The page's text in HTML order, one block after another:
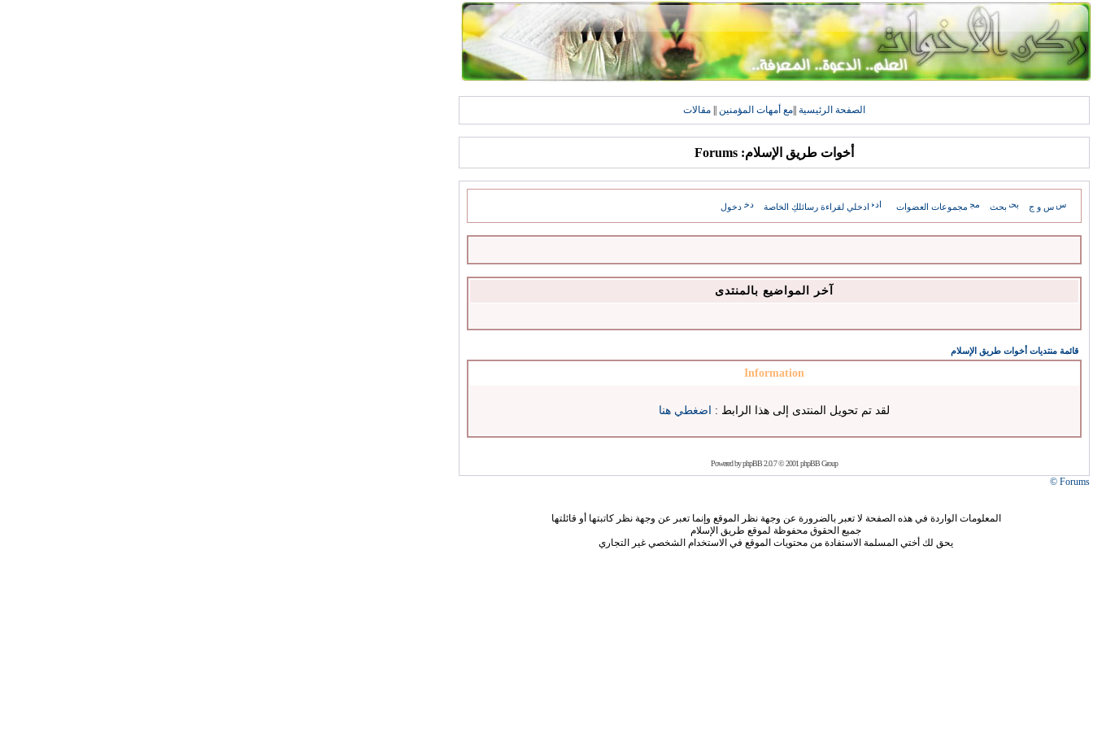
الصفحة الرئيسية مع أمهات المؤمنين مقالات
أخوات طريق الإسلام: Forums
س و ج بحث مجموعات العضوات ادخلي لقراءة رسائلكِ الخاصة دخول
آخر المواضيع بالمنتدى
قائمة منتديات أخوات طريق الإسلام
Information
لقد تم تحويل المنتدى إلى هذا الرابط : اضغطي هنا
Powered byphpBB2.0.7 © 2001 phpBB Group
Forums ©
المعلومات الواردة في هذه الصفحة لا تعبر بالضرورة عن وجهة نظر الموقع وإنما تعبر عن وجهة نظر كاتبتها أو قائلتها
جميع الحقوق محفوظة لموقع طريق الإسلام
يحق لك أختي المسلمة الاستفادة من محتويات الموقع في الاستخدام الشخصي غير التجاري